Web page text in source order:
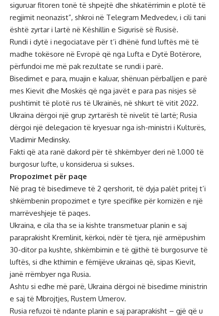
siguruar fitoren tonë të shpejtë dhe shkatërrimin e plotë të
regjimit neonazist”, shkroi në Telegram Medvedev, i cili tani
është zyrtar i lartë në Këshillin e Sigurisë së Rusisë.
Rundi i dytë i negociatave për t’i dhënë fund luftës më të
madhe tokësore në Evropë që nga Lufta e Dytë Botërore,
përfundoi me më pak rezultate se rundi i parë.
Bisedimet e para, muajin e kaluar, shënuan përballjen e parë
mes Kievit dhe Moskës që nga javët e para pas nisjes së
pushtimit të plotë rus të Ukrainës, në shkurt të vitit 2022.
Ukraina dërgoi një grup zyrtarësh të nivelit të lartë; Rusia
dërgoi një delegacion të kryesuar nga ish-ministri i Kulturës,
Vladimir Medinsky.
Fakti që ata ranë dakord për të shkëmbyer deri në 1.000 të
burgosur lufte, u konsiderua si sukses.
Propozimet për paqe
Në prag të bisedimeve të 2 qershorit, të dyja palët pritej t’i
shkëmbenin propozimet e tyre specifike për kornizën e një
marrëveshjeje të paqes.
Ukraina, e cila tha se ia kishte transmetuar planin e saj
paraprakisht Kremlinit, kërkoi, ndër të tjera, një armëpushim
30-ditor pa kushte, shkëmbimin e të gjithë të burgosurve të
luftës, si dhe kthimin e fëmijëve ukrainas që, sipas Kievit,
janë rrëmbyer nga Rusia.
Ashtu si edhe më parë, Ukraina dërgoi në bisedime ministrin
e saj të Mbrojtjes, Rustem Umerov.
Rusia refuzoi të ndante planin e saj paraprakisht – gjë që u